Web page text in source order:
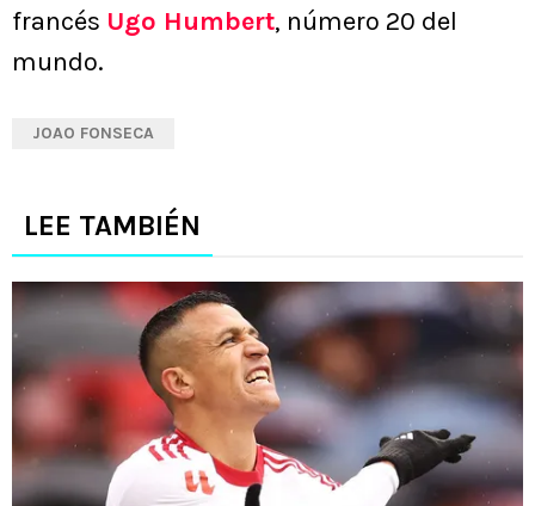
francés Ugo Humbert, número 20 del
mundo.
JOAO FONSECA
LEE TAMBIÉN